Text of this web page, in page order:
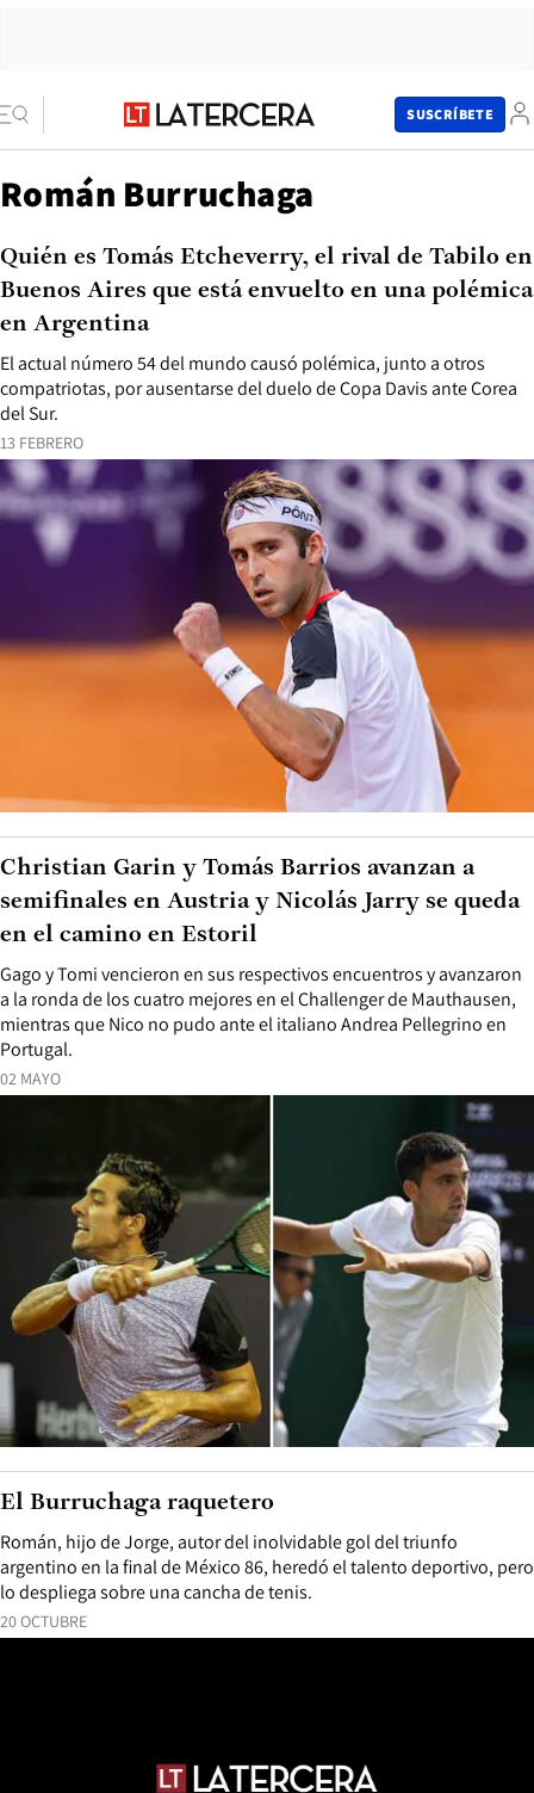
SUSCRÍBETE
Román Burruchaga
13 FEBRERO
El actual número 54 del mundo causó polémica, junto a otros
compatriotas, por ausentarse del duelo de Copa Davis ante Corea
del Sur.
Quién es Tomás Etcheverry, el rival de Tabilo en
Buenos Aires que está envuelto en una polémica
en Argentina
02 MAYO
Gago y Tomi vencieron en sus respectivos encuentros y avanzaron
a la ronda de los cuatro mejores en el Challenger de Mauthausen,
mientras que Nico no pudo ante el italiano Andrea Pellegrino en
Portugal.
Christian Garin y Tomás Barrios avanzan a
semifinales en Austria y Nicolás Jarry se queda
en el camino en Estoril
20 OCTUBRE
Román, hijo de Jorge, autor del inolvidable gol del triunfo
argentino en la final de México 86, heredó el talento deportivo, pero
lo despliega sobre una cancha de tenis.
El Burruchaga raquetero